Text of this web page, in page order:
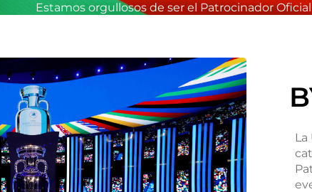
Estamos orgullosos de ser el Patrocinador
La